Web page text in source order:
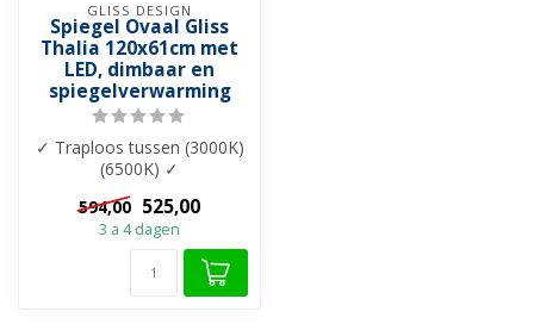
GLISS DESIGN
Spiegel Ovaal Gliss
Thalia 120x61cm met
LED, dimbaar en
spiegelverwarming
✓ Traploos tussen (3000K)
(6500K) ✓
Spiegelverwarming
(afzonderlijk bedienen) ✓ ...
594,00 525,00
3 a 4 dagen